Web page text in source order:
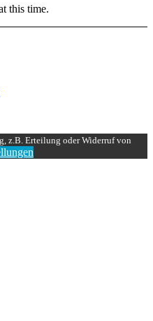
this time.
z.B. Erteilung oder Widerruf von